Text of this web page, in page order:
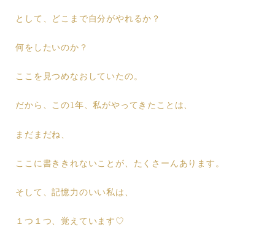
として、どこまで自分がやれるか？
何をしたいのか？
ここを見つめなおしていたの。
だから、この1年、私がやってきたことは、
まだまだね、
ここに書ききれないことが、たくさーんあります。
そして、記憶力のいい私は、
１つ１つ、覚えています♡